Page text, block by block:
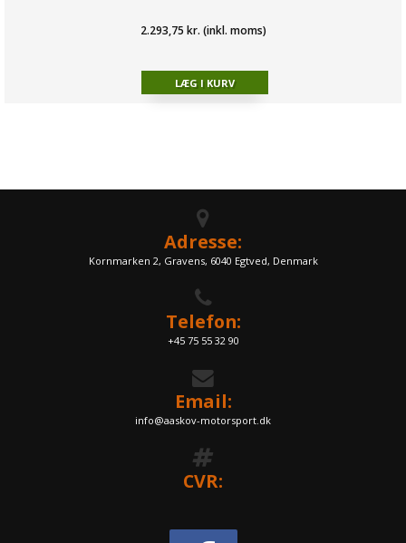
2.293,75 kr. (inkl. moms)
Adresse:
Kornmarken 2, Gravens, 6040 Egtved, Denmark
Telefon:
+45 75 55 32 90
Email:
info@aaskov-motorsport.dk
CVR: